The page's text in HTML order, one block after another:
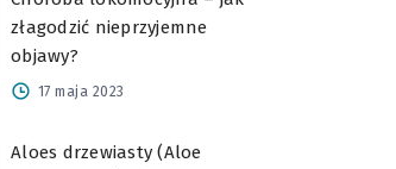
złagodzić nieprzyjemne
objawy?
17 maja 2023
Aloes drzewiasty (Aloe